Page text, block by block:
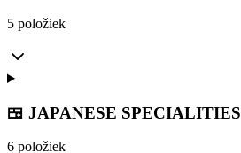
5 položiek
🍱 JAPANESE SPECIALITIES
6 položiek